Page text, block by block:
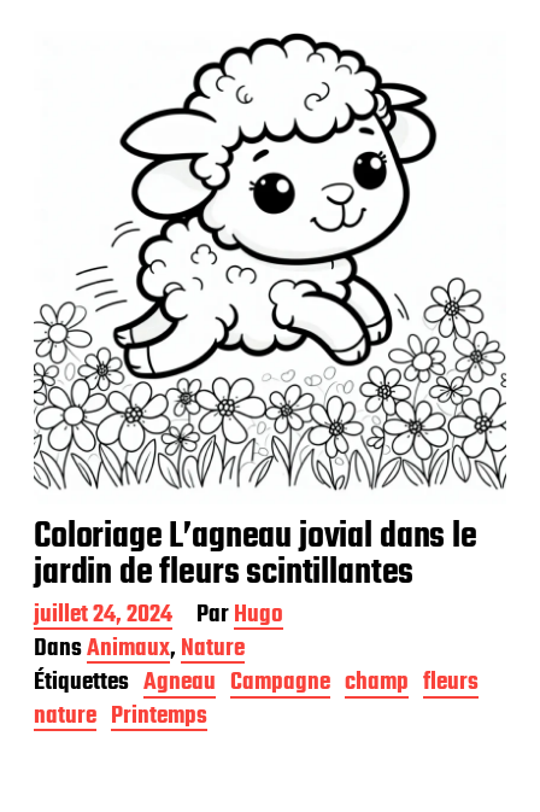
Coloriage L’agneau jovial dans le
jardin de fleurs scintillantes
D
a
t
e
d
e
juillet 24, 2024 ParHugo
DansAnimaux,Nature
Étiquettes Agneau Campagne champ fleurs
nature Printemps